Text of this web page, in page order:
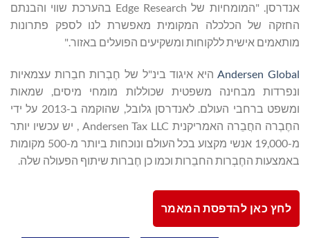
אנדרסן. "המומחיות של Edge Research בהערכת שווי והבנתם
החזקה של הכלכלה המקומית מאפשרת לנו לספק פתרונות
מותאמים אישית ללקוחות ומשקיעים הפועלים באזור."
Andersen Global היא איגוד בינ"ל של חֶבְרות חבֵרות עצמאיות
ונפרדות מבחינה משפטית שכוללות מומחי מיסים, שמאות
ומשפט ברחבי העולם. לאנדרסן גלובל, שהוקמה ב-2013 על ידי
החֶבְרה החֲבֵרה האמריקנית Andersen Tax LLC , יש עכשיו יותר
מ-19,000 אנשי מקצוע בכל העולם ונוכחות ביותר מ-500 מקומות
באמצעות החֶבְרות החבֵרות וכמו כן חֶברות שיתוף הפעולה שלה.
לחץ כאן להדפסת המאמר